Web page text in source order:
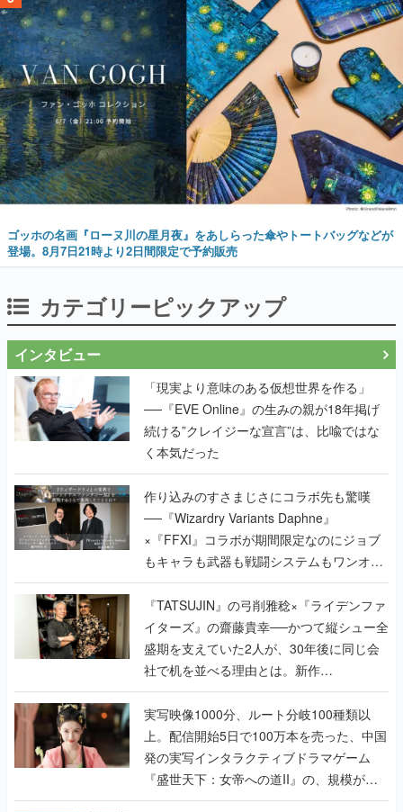
ゴッホの名画『ローヌ川の星月夜』をあしらった傘やトートバッグなどが
登場。8月7日21時より2日間限定で予約販売
カテゴリーピックアップ
インタビュー
「現実より意味のある仮想世界を作る」
──『EVE Online』の生みの親が18年掲げ
続ける”クレイジーな宣言”は、比喩ではな
く本気だった
作り込みのすさまじさにコラボ先も驚嘆
──『Wizardry Variants Daphne』
×『FFXI』コラボが期間限定なのにジョブ
もキャラも武器も戦闘システムもワンオフ
で作り込まれた理由を両ディレクターに聞
く
『TATSUJIN』の弓削雅稔×『ライデンファ
イターズ』の齋藤貴幸──かつて縦シュー全
盛期を支えていた2人が、30年後に同じ会
社で机を並べる理由とは。新作
『TATSUJIN EXTREME』で初タッグを組
んだレジェンド2人に訊く開発秘話
実写映像1000分、ルート分岐100種類以
上。配信開始5日で100万本を売った、中国
発の実写インタラクティブドラマゲーム
『盛世天下：女帝への道II』の、規模が違
うこだわりをプロデューサーに聞いた